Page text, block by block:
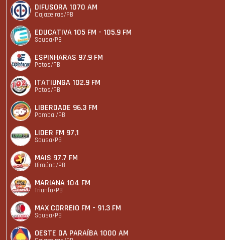
DIFUSORA 1070 AM
Cajazeiras/PB
EDUCATIVA 105 FM - 105.9 FM
Sousa/PB
ESPINHARAS 97.9 FM
Patos/PB
ITATIUNGA 102.9 FM
Patos/PB
LIBERDADE 96.3 FM
Pombal/PB
LIDER FM 97,1
Sousa/PB
MAIS 97.7 FM
Uiraúna/PB
MARIANA 104 FM
Triunfo/PB
MAX CORREIO FM - 91.3 FM
Sousa/PB
OESTE DA PARAÍBA 1000 AM